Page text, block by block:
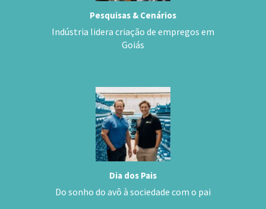
Pesquisas & Cenários
Indústria lidera criação de empregos em
Goiás
Dia dos Pais
Do sonho do avô à sociedade com o pai